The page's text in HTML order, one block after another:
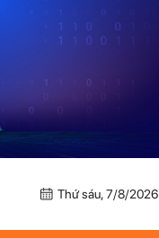
Thứ sáu, 7/8/2026